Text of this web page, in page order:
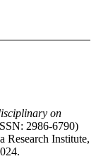
on
2986-6790)
Research Institute,